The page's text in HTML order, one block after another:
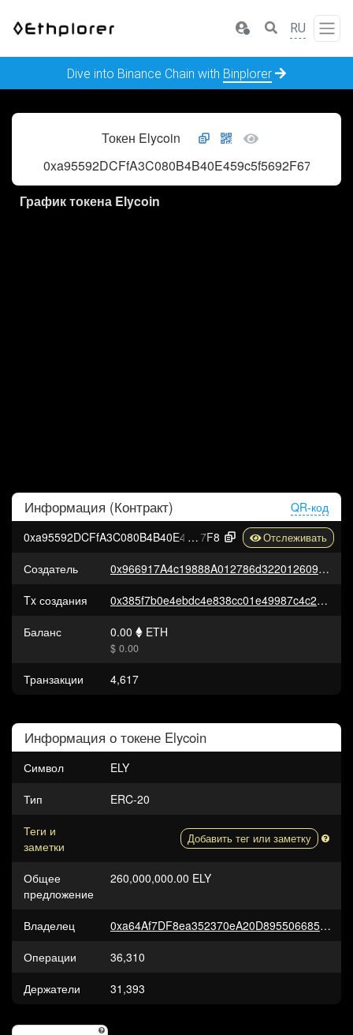
RU
Dive into Binance Chain with Binplorer
Токен Elycoin
0xa95592DCFfA3C080B4B40E459c5f5692F67DB7F8
График токена Elycoin
Информация (Контракт)
QR-код
0xa95592DCFfA3C080B4B40E459c5f5692F67DB
7F8
Создатель
0x966917A4c19888A012786d3220126090b8236da2
Tx создания
0x385f7b0e4ebdc4e838cc01e49987c4c267df0f926f66101109fbab62336a6cff
Баланс
0.00 ETH
$ 0.00
Транзакции 4,617
Информация о токене Elycoin
Символ
ELY
Тип
ERC-20
Теги и
заметки
Добавить тег или заметку
Общее
предложение
260,000,000.00 ELY
Владелец
0xa64Af7DF8ea352370eA20D895506685b6DF7E7D7
Операции
36,310
Держатели
31,393